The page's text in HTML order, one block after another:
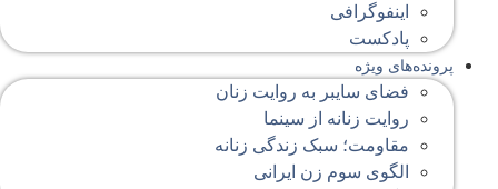
اینفوگرافی
پادکست
پرونده‌های ویژه
فضای سایبر به روایت زنان
روایت زنانه از سینما
مقاومت؛ سبک زندگی زنانه
الگوی سوم زن ایرانی